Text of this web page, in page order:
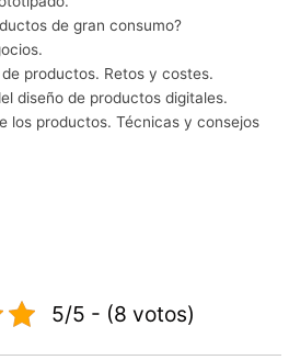
de gran consumo?
productos. Retos y costes.
diseño de productos digitales.
los productos. Técnicas y consejos
5/5 - (8 votos)